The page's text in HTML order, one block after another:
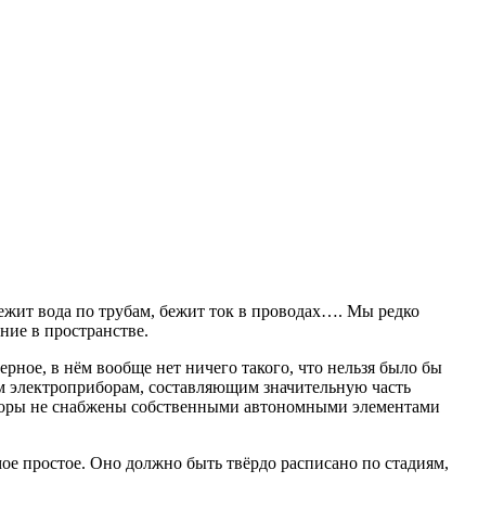
вода по трубам, бежит ток в проводах…. Мы редко
в пространстве.
в нём вообще нет ничего такого, что нельзя было бы
составляющим значительную часть
не снабжены собственными автономными элементами
простое. Оно должно быть твёрдо расписано по стадиям,